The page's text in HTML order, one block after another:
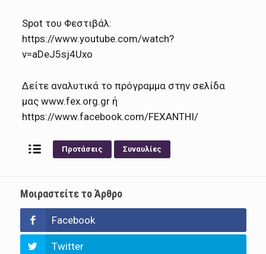
Spot του Φεστιβάλ:
https://www.youtube.com/watch?
v=aDeJ5sj4Uxo
Δείτε αναλυτικά το πρόγραμμα στην σελίδα
μας www.fex.org.gr ή
https://www.facebook.com/FEXANTHI/
Προτάσεις Συναυλίες
Μοιραστείτε το Άρθρο
Facebook
Twitter